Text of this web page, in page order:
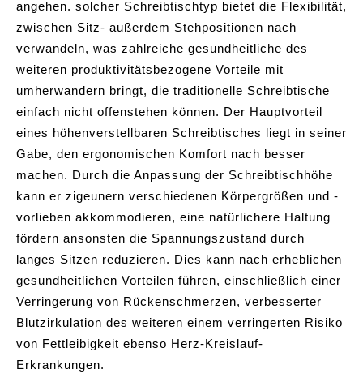
angehen. solcher Schreibtischtyp bietet die Flexibilität,
zwischen Sitz- außerdem Stehpositionen nach
verwandeln, was zahlreiche gesundheitliche des
weiteren produktivitätsbezogene Vorteile mit
umherwandern bringt, die traditionelle Schreibtische
einfach nicht offenstehen können. Der Hauptvorteil
eines höhenverstellbaren Schreibtisches liegt in seiner
Gabe, den ergonomischen Komfort nach besser
machen. Durch die Anpassung der Schreibtischhöhe
kann er zigeunern verschiedenen Körpergrößen und -
vorlieben akkommodieren, eine natürlichere Haltung
fördern ansonsten die Spannungszustand durch
langes Sitzen reduzieren. Dies kann nach erheblichen
gesundheitlichen Vorteilen führen, einschließlich einer
Verringerung von Rückenschmerzen, verbesserter
Blutzirkulation des weiteren einem verringerten Risiko
von Fettleibigkeit ebenso Herz-Kreislauf-
Erkrankungen.